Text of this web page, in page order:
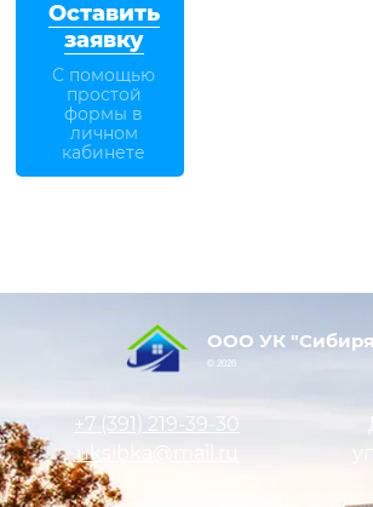
Оставить
заявку
С помощью
простой
формы в
личном
кабинете
ООО УК
© 2026
+7 (391) 219-39-30
uksibka@mail.ru